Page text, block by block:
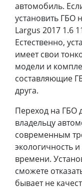
автомобиль.
установить ГБО
Largus 2017 1.6
Естественно,
имеет свои
модели и
составляющие
друга.
Переход на ГБО
владельцу
современным
экологичность
времени.
сможете
бывает не